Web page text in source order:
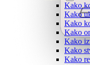
Kako
Kako
Kako
Kako
Kako
Kako
Kako